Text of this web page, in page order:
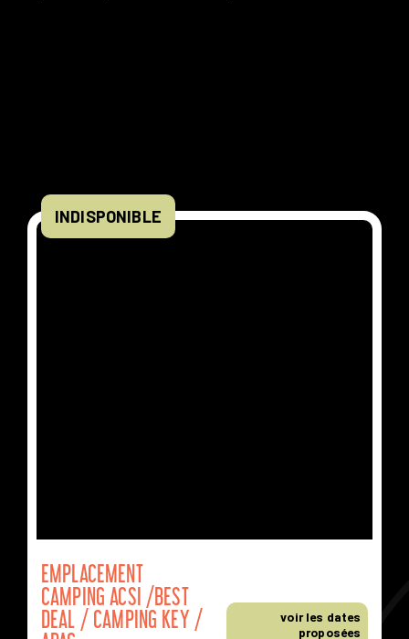
INDISPONIBLE
EMPLACEMENT
CAMPING ACSI /BEST
DEAL / CAMPING KEY /
voir les dates
proposées